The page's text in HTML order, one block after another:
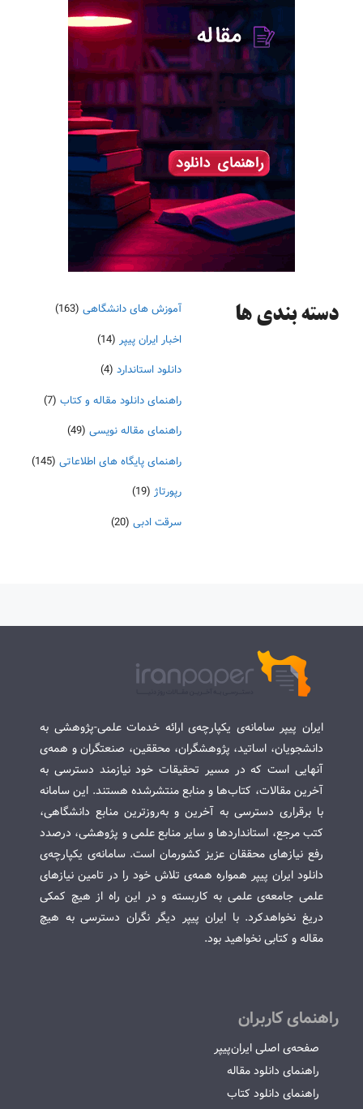
دسته‌ بندی ها آموزش های دانشگاهی (163)
اخبار ایران پیپر (14)
دانلود استاندارد (4)
راهنمای دانلود مقاله و کتاب (7)
راهنمای مقاله نویسی (49)
راهنمای پایگاه های اطلاعاتی (145)
رپورتاژ (19)
سرقت ادبی (20)
ایران پیپر سامانه‌ی یکپارچه‌ی ارائه خدمات علمی-پژوهشی به
دانشجویان، اساتید، پژوهشگران، محققین، صنعتگران و همه‌ی
آنهایی است که در مسیر تحقیقات خود نیازمند دسترسی به
آخرین مقالات، کتاب‌ها و منابع منتشرشده هستند. این سامانه
با برقراری دسترسی به آخرین و به‌روزترین منابع دانشگاهی،
کتب مرجع، استانداردها و سایر منابع علمی و پژوهشی، درصدد
رفع نیازهای محققان عزیز کشورمان است. سامانه‌ی یکپارچه‌ی
دانلود ایران پیپر همواره همه‌ی تلاش خود را در تامین نیازهای
علمی جامعه‌ی علمی به کاربسته و در این راه از هیچ کمکی
دریغ نخواهدکرد. با ایران پیپر دیگر نگران دسترسی به هیچ
مقاله و کتابی نخواهید بود.
راهنمای کاربران
صفحه‌ی اصلی ایران‌پیپر
راهنمای دانلود مقاله
راهنمای دانلود کتاب